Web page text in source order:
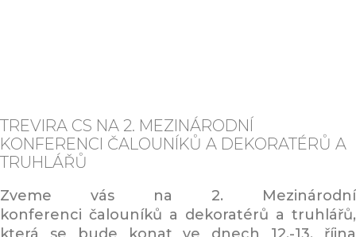
TREVIRA CS NA 2. MEZINÁRODNÍ
KONFERENCI ČALOUNÍKŮ A DEKORATÉRŮ A
TRUHLÁŘŮ
Zveme vás na 2. Mezinárodní
konferenci čalouníků a dekoratérů a truhlářů,